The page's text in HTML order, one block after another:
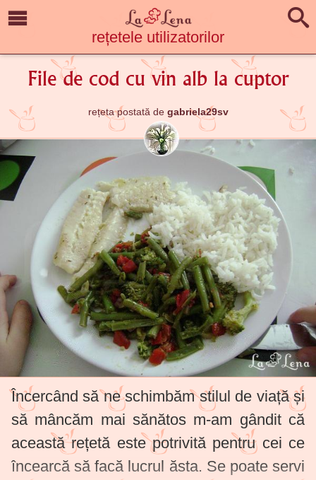
rețetele utilizatorilor
File de cod cu vin alb la cuptor
rețeta postată de gabriela29sv
Încercând să ne schimbăm stilul de viață și
să mâncăm mai sănătos m-am gândit că
această rețetă este potrivită pentru cei ce
încearcă să facă lucrul ăsta. Se poate servi